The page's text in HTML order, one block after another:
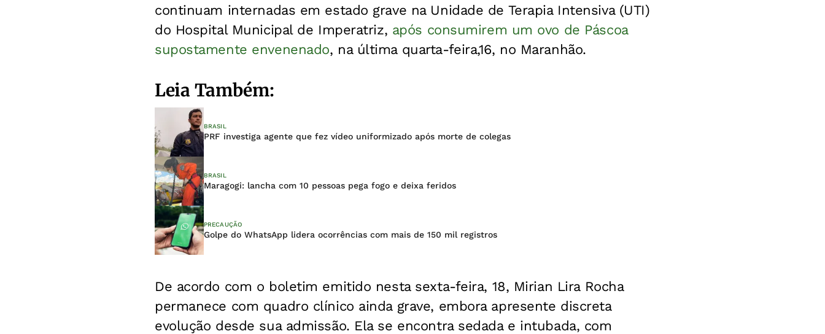
continuam internadas em estado grave na Unidade de Terapia Intensiva (UTI)
do Hospital Municipal de Imperatriz, após consumirem um ovo de Páscoa
supostamente envenenado, na última quarta-feira,16, no Maranhão.
Leia Também:
BRASIL
PRF investiga agente que fez vídeo uniformizado após morte de colegas
BRASIL
Maragogi: lancha com 10 pessoas pega fogo e deixa feridos
PRECAUÇÃO
Golpe do WhatsApp lidera ocorrências com mais de 150 mil registros
De acordo com o boletim emitido nesta sexta-feira, 18, Mirian Lira Rocha
permanece com quadro clínico ainda grave, embora apresente discreta
evolução desde sua admissão. Ela se encontra sedada e intubada, com